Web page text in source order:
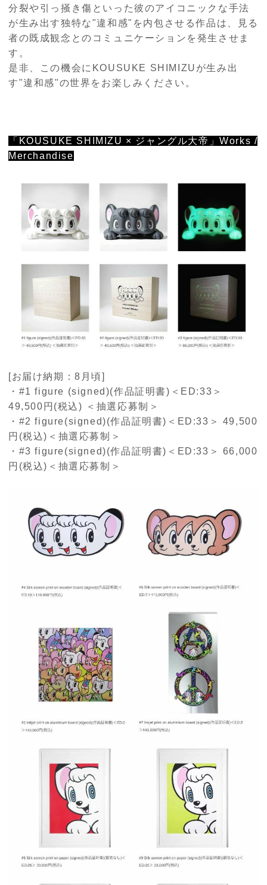
分裂や引っ掻き傷といった彼のアイコニックな手法
が生み出す独特な"違和感"を内包させる作品は、見る
者の既成観念とのコミュニケーションを発生させま
す。
是非、この機会にKOUSUKE SHIMIZUが生み出
す"違和感"の世界をお楽しみください。
「KOUSUKE SHIMIZU × ジャングル大帝」Works /
Merchandise
[お届け納期：8月頃]
・#1 figure (signed)(作品証明書)＜ED:33＞
49,500円(税込) ＜抽選応募制＞
・#2 figure(signed)(作品証明書)＜ED:33＞ 49,500
円(税込)＜抽選応募制＞
・#3 figure(signed)(作品証明書)＜ED:33＞ 66,000
円(税込)＜抽選応募制＞